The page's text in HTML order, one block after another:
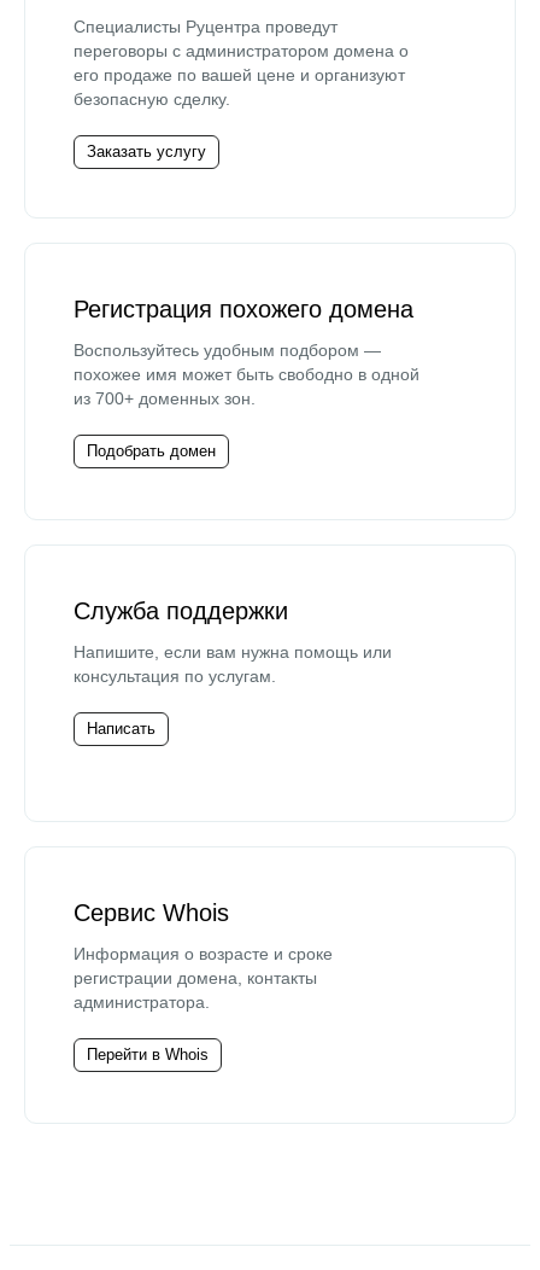
Специалисты Руцентра проведут
переговоры с администратором домена о
его продаже по вашей цене и организуют
безопасную сделку.
Заказать услугу
Регистрация похожего домена
Воспользуйтесь удобным подбором —
похожее имя может быть свободно в одной
из 700+ доменных зон.
Подобрать домен
Служба поддержки
Напишите, если вам нужна помощь или
консультация по услугам.
Написать
Сервис Whois
Информация о возрасте и сроке
регистрации домена, контакты
администратора.
Перейти в Whois